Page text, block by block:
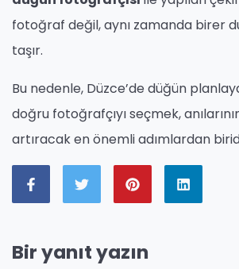
fotoğraf değil, aynı zamanda birer
taşır.
Bu nedenle, Düzce’de düğün
doğru fotoğrafçıyı seçmek,
artıracak en önemli adımlardan
Bir yanıt yazın